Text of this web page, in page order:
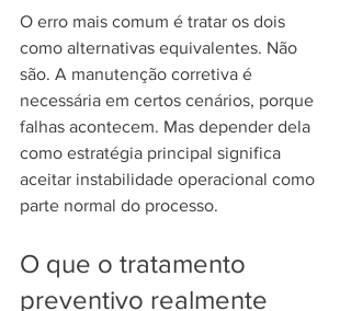
O erro mais comum é tratar os dois
como alternativas equivalentes. Não
são. A manutenção corretiva é
necessária em certos cenários, porque
falhas acontecem. Mas depender dela
como estratégia principal significa
aceitar instabilidade operacional como
parte normal do processo.
O que o tratamento
preventivo realmente